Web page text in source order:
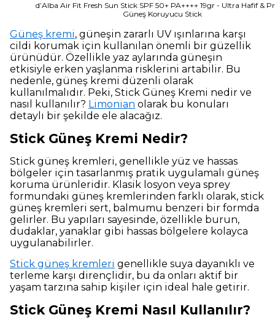
d’Alba Air Fit Fresh Sun Stick SPF 50+ PA++++ 19gr - Ultra Hafif &
Güneş Koruyucu Stick
Güneş kremi, güneşin zararlı UV ışınlarına karşı
cildi korumak için kullanılan önemli bir güzellik
ürünüdür. Özellikle yaz aylarında güneşin
etkisiyle erken yaşlanma risklerini artabilir. Bu
nedenle, güneş kremi düzenli olarak
kullanılmalıdır. Peki, Stick Güneş Kremi nedir ve
nasıl kullanılır? Limonian olarak bu konuları
detaylı bir şekilde ele alacağız.
Stick Güneş Kremi Nedir?
Stick güneş kremleri, genellikle yüz ve hassas
bölgeler için tasarlanmış pratik uygulamalı güneş
koruma ürünleridir. Klasik losyon veya sprey
formundaki güneş kremlerinden farklı olarak, stick
güneş kremleri sert, balmumu benzeri bir formda
gelirler. Bu yapıları sayesinde, özellikle burun,
dudaklar, yanaklar gibi hassas bölgelere kolayca
uygulanabilirler.
Stick güneş kremleri genellikle suya dayanıklı ve
terleme karşı dirençlidir, bu da onları aktif bir
yaşam tarzına sahip kişiler için ideal hale getirir.
Stick Güneş Kremi Nasıl Kullanılır?